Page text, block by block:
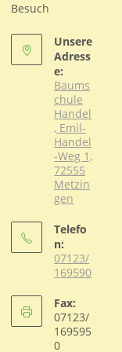
Besuch
Unsere
Adress
e:
Baums
chule
Handel
, Emil-
Handel
-Weg 1,
72555
Metzin
gen
Telefo
n:
07123/
169590
in
your
application
Fax:
07123/
169595
0